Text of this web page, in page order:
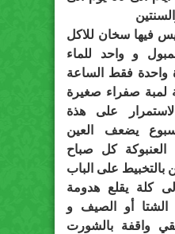
فيها سخان للاكل
و واحد للماء
واحدة فقط الساعة
لمبة صفراء صغيرة
على هذة
يضعف العين
كل صباح
بالتخبيط على الباب
كلة يقلع هدومة
أو الصيف و
واقفة بالشورت